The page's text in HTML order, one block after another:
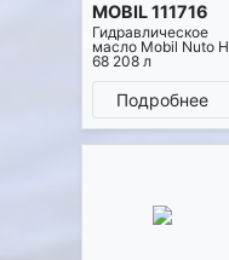
MOBIL 111716
Гидравлическое
масло Mobil Nuto H
68 208 л
Подробнее